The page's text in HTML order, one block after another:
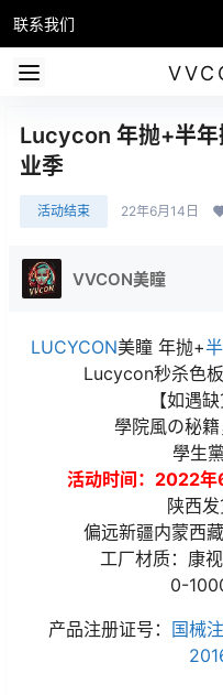
联系我们
Lucycon 年抛+半
业季
活动结束 22年6月14日
VVCON美瞳
LUCYCON美瞳 年抛+
Lucycon秒杀色
【如遇
學院風の秘
學生
活动时间：2022
陕西
偏远新疆内蒙西
工厂材质：康
0-
产品注册证号： 国械